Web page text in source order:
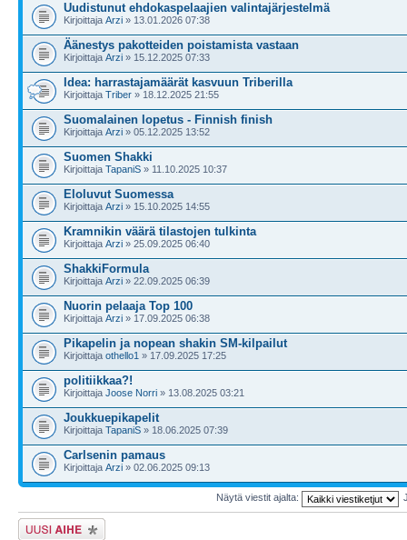
Uudistunut ehdokaspelaajien valintajärjestelmä
Kirjoittaja Arzi » 13.01.2026 07:38
Äänestys pakotteiden poistamista vastaan
Kirjoittaja Arzi » 15.12.2025 07:33
Idea: harrastajamäärät kasvuun Triberilla
Kirjoittaja Triber » 18.12.2025 21:55
Suomalainen lopetus - Finnish finish
Kirjoittaja Arzi » 05.12.2025 13:52
Suomen Shakki
Kirjoittaja TapaniS » 11.10.2025 10:37
Eloluvut Suomessa
Kirjoittaja Arzi » 15.10.2025 14:55
Kramnikin väärä tilastojen tulkinta
Kirjoittaja Arzi » 25.09.2025 06:40
ShakkiFormula
Kirjoittaja Arzi » 22.09.2025 06:39
Nuorin pelaaja Top 100
Kirjoittaja Arzi » 17.09.2025 06:38
Pikapelin ja nopean shakin SM-kilpailut
Kirjoittaja othello1 » 17.09.2025 17:25
politiikkaa?!
Kirjoittaja Joose Norri » 13.08.2025 03:21
Joukkuepikapelit
Kirjoittaja TapaniS » 18.06.2025 07:39
Carlsenin pamaus
Kirjoittaja Arzi » 02.06.2025 09:13
Näytä viestit ajalta:
Lähetä uusi viesti